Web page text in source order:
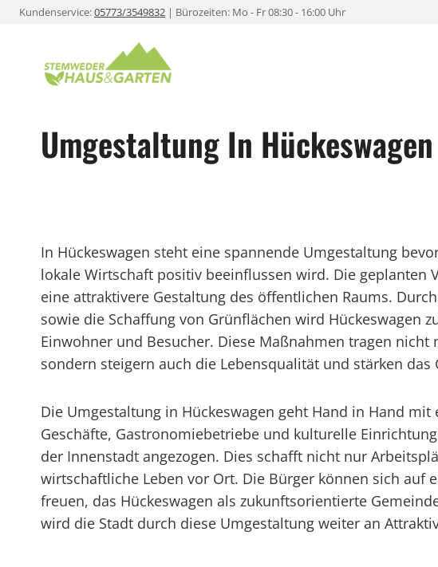
ZumKundenservice:05773/3549832 | Bürozeiten: Mo - Fr 08:30 - 16:00 Uhr
Umgestaltung In Hückeswagen
In Hückeswagen steht eine spannende Umgestaltung
lokale Wirtschaft positiv beeinflussen wird. Die geplanten
eine attraktivere Gestaltung des öffentlichen Raums.
sowie die Schaffung von Grünflächen wird Hückeswagen
Einwohner und Besucher. Diese Maßnahmen tragen nicht
sondern steigern auch die Lebensqualität und stärken das
Die Umgestaltung in Hückeswagen geht Hand in Hand
Geschäfte, Gastronomiebetriebe und kulturelle
der Innenstadt angezogen. Dies schafft nicht nur
wirtschaftliche Leben vor Ort. Die Bürger können sich auf
freuen, das Hückeswagen als zukunftsorientierte
wird die Stadt durch diese Umgestaltung weiter an